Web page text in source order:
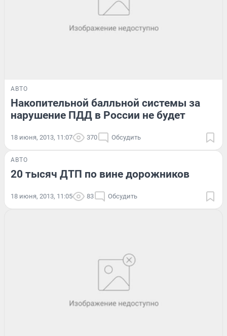
АВТО
Накопительной балльной системы за
нарушение ПДД в России не будет
18 июня, 2013, 11:07 370 Обсудить
АВТО
20 тысяч ДТП по вине дорожников
18 июня, 2013, 11:05 83 Обсудить